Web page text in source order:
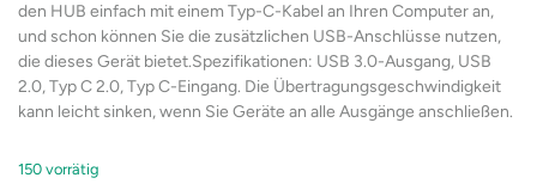
den HUB einfach mit einem Typ-C-Kabel an Ihren Computer an,
und schon können Sie die zusätzlichen USB-Anschlüsse nutzen,
die dieses Gerät bietet.Spezifikationen: USB 3.0-Ausgang, USB
2.0, Typ C 2.0, Typ C-Eingang. Die Übertragungsgeschwindigkeit
kann leicht sinken, wenn Sie Geräte an alle Ausgänge anschließen.
150 vorrätig